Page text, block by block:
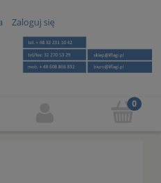
Zaloguj się